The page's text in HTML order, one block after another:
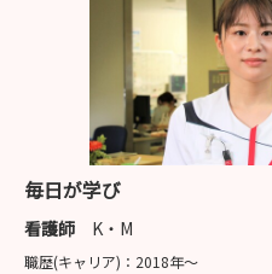
毎日が学び
看護師 K・M
職歴(キャリア)： 2018年〜